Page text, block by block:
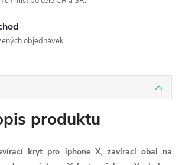
objednávek.
produktu
kryt pro iphone X, zavírací obal na